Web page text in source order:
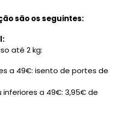
são os seguintes:
até 2 kg:
a 49€: isento de portes de
inferiores a 49€: 3,95€ de